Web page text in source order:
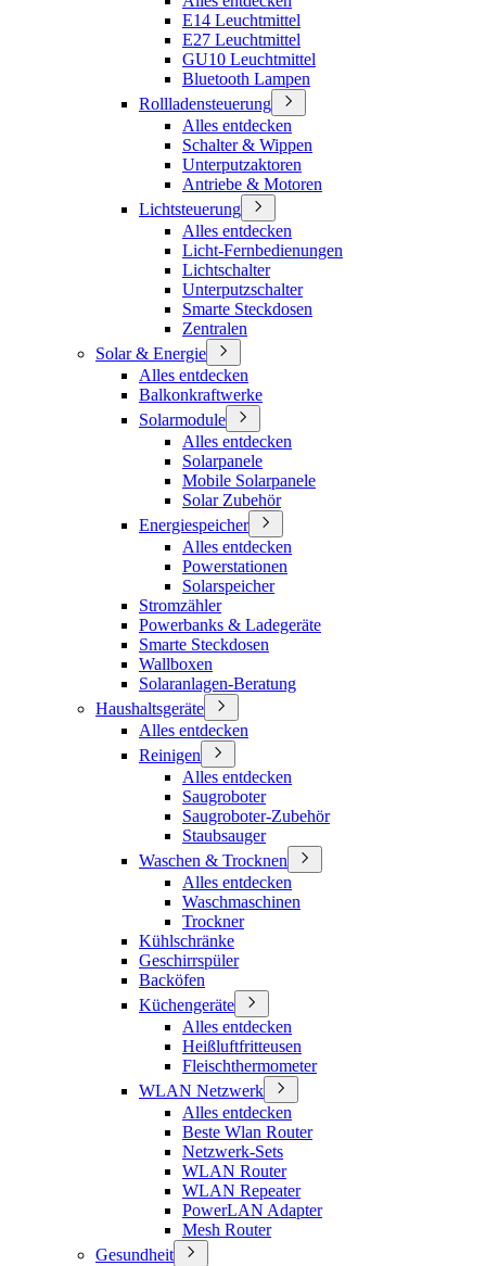
E14 Leuchtmittel
E27 Leuchtmittel
GU10 Leuchtmittel
Bluetooth Lampen
Rollladensteuerung
Alles entdecken
Schalter & Wippen
Unterputzaktoren
Antriebe & Motoren
Lichtsteuerung
Alles entdecken
Licht-Fernbedienungen
Lichtschalter
Unterputzschalter
Smarte Steckdosen
Zentralen
Solar & Energie
Alles entdecken
Balkonkraftwerke
Solarmodule
Alles entdecken
Solarpanele
Mobile Solarpanele
Solar Zubehör
Energiespeicher
Alles entdecken
Powerstationen
Solarspeicher
Stromzähler
Powerbanks & Ladegeräte
Smarte Steckdosen
Wallboxen
Solaranlagen-Beratung
Haushaltsgeräte
Alles entdecken
Reinigen
Alles entdecken
Saugroboter
Saugroboter-Zubehör
Staubsauger
Waschen & Trocknen
Alles entdecken
Waschmaschinen
Trockner
Kühlschränke
Geschirrspüler
Backöfen
Küchengeräte
Alles entdecken
Heißluftfritteusen
Fleischthermometer
WLAN Netzwerk
Alles entdecken
Beste Wlan Router
Netzwerk-Sets
WLAN Router
WLAN Repeater
PowerLAN Adapter
Mesh Router
Gesundheit